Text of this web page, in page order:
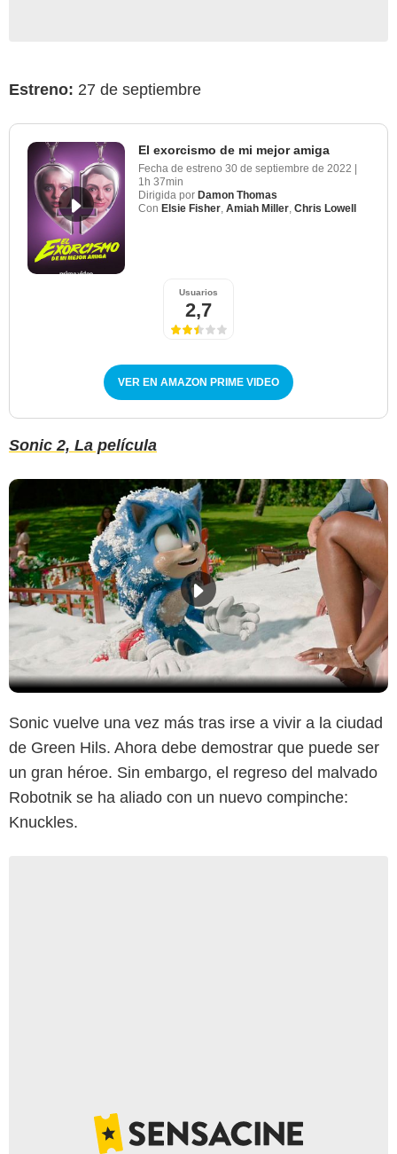
Estreno: 27 de septiembre
El exorcismo de mi mejor amiga
Fecha de estreno 30 de septiembre de 2022 |
1h 37min
Dirigida por Damon Thomas
Con Elsie Fisher, Amiah Miller, Chris Lowell
Usuarios
2,7
VER EN AMAZON PRIME VIDEO
Sonic 2, La película
Sonic vuelve una vez más tras irse a vivir a la ciudad
de Green Hils. Ahora debe demostrar que puede ser
un gran héroe. Sin embargo, el regreso del malvado
Robotnik se ha aliado con un nuevo compinche:
Knuckles.